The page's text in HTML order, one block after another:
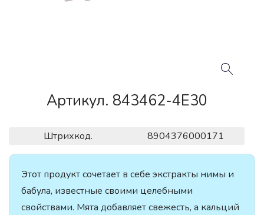
Артикул. 843462-4E30
Штрихкод. 8904376000171
Этот продукт сочетает в себе экстракты нимы и
бабула, известные своими целебными
свойствами. Мята добавляет свежесть, а кальций